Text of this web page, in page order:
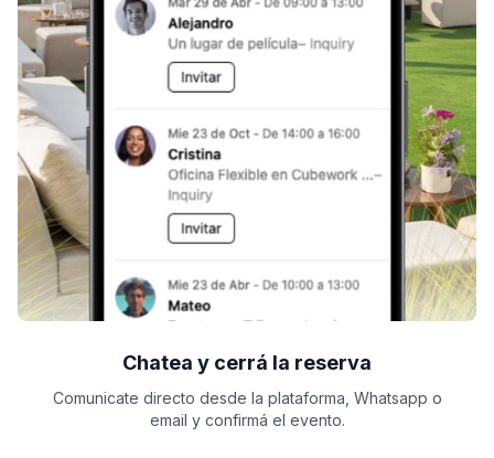
Chatea y cerrá la reserva
Comunicate directo desde la plataforma, Whatsapp o
email y confirmá el evento.